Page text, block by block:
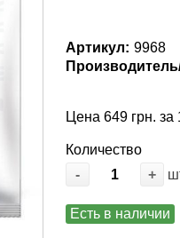
Артикул: 9968
Цена 649 грн. за
Количество
-
+
Есть в наличии